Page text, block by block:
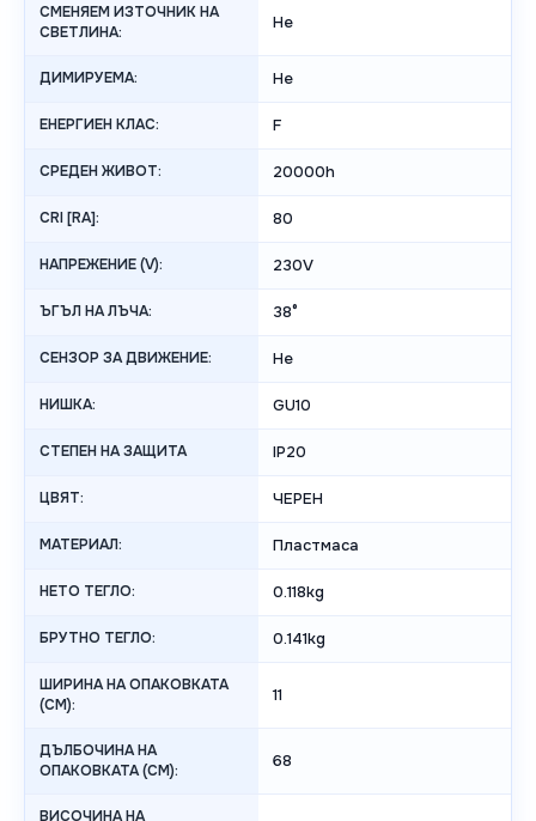
СМЕНЯЕМ ИЗТОЧНИК НА
СВЕТЛИНА:
Не
ДИМИРУЕМА: Не
ЕНЕРГИЕН КЛАС: F
СРЕДЕН ЖИВОТ: 20000h
CRI [RA]: 80
НАПРЕЖЕНИЕ (V): 230V
ЪГЪЛ НА ЛЪЧА: 38°
СЕНЗОР ЗА ДВИЖЕНИЕ: Не
НИШКА: GU10
СТЕПЕН НА ЗАЩИТА IP20
ЦВЯТ: ЧЕРЕН
МАТЕРИАЛ: Пластмаса
НЕТО ТЕГЛО: 0.118kg
БРУТНО ТЕГЛО: 0.141kg
ШИРИНА НА ОПАКОВКАТА
(CM):
11
ДЪЛБОЧИНА НА
ОПАКОВКАТА (CM):
68
ВИСОЧИНА НА